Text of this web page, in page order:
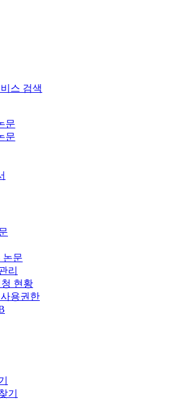
스 검색
문
문
논문
리
청 현황
용권한
기